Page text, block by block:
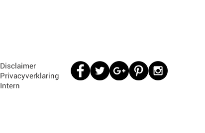
Disclaimer
Privacyverklaring
Intern